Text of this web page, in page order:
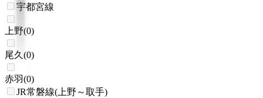
宇都宮線
上野(0)
尾久 (0)
赤羽(0)
JR常磐線(上野～取手)